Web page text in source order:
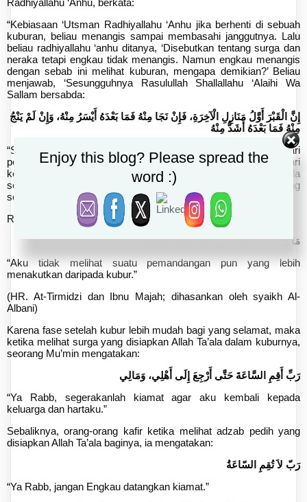
Radhiyallahu ‘Anhu, berkata:
“Kebiasaan ‘Utsman Radhiyallahu ‘Anhu jika berhenti di sebuah
kuburan, beliau menangis sampai membasahi janggutnya. Lalu
beliau radhiyallahu ‘anhu ditanya, ‘Disebutkan tentang surga dan
neraka tetapi engkau tidak menangis. Namun engkau menangis
dengan sebab ini melihat kuburan, mengapa demikian?’ Beliau
menjawab, ‘Sesungguhnya Rasulullah Shallallahu ‘Alaihi Wa
Sallam bersabda:
إِنَّ الْقَبْرَ أَوَّلُ مَنَازِلِ الْآخِرَةِ، فَإِنْ نَجَا مِنْهُ فَمَا بَعْدَهُ أَيْسَرُ مِنْهُ، وَإِنْ لَمْ يَنْجُ
مِنْهُ فَمَا بَعْدَهُ أَشَدُّ مِنْهُ
“Sesungguhnya kubur itu adalah persinggahan pertama dari
persinggahan-persinggahan akhirat. Bila seseorang selamat dari
keburukannya, maka yang setelahnya lebih mudah darinya; bila
seseorang tidak selamat dari keburukannya, maka yang
setelahnya lebih berat darinya.”
Rasulullah Shallallahu ‘Alaihi Wasallam juga bersabda:
مَا رَأَيْتُ مَنْظَرًا قَطُّ إِلَّا وَالْقَبْرُ أَفْظَعُ مِنْهُ
“Aku tidak melihat suatu pemandangan pun yang lebih
menakutkan daripada kubur.”
(HR. At-Tirmidzi dan Ibnu Majah; dihasankan oleh syaikh Al-
Albani)
Karena fase setelah kubur lebih mudah bagi yang selamat, maka
ketika melihat surga yang disiapkan Allah Ta’ala dalam kuburnya,
seorang Mu’min mengatakan:
رَبِّ أَقِمِ السَّاعَةَ حَتَّى أَرْجِعَ إِلَى أَهْلِي، وَمَالِي
“Ya Rabb, segerakanlah kiamat agar aku kembali kepada
keluarga dan hartaku.”
Sebaliknya, orang-orang kafir ketika melihat adzab pedih yang
disiapkan Allah Ta’ala baginya, ia mengatakan:
رَبّ لاَ تُقِمِ السّاعَةُ
“Ya Rabb, jangan Engkau datangkan kiamat.”
Enjoy this blog? Please spread the
word :)